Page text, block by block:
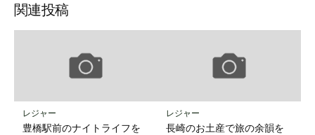
関連投稿
レジャー
豊橋駅前のナイトライフを
レジャー
長崎のお土産で旅の余韻を